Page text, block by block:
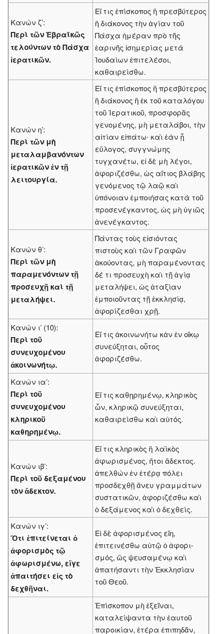
Κανὼν ζ’:
Περὶ τῶν Ἑβραϊκῶς
τελούντων τὸ Πάσχα
ἱερατικῶν.
Εἴ τις ἐπίσκοπος ἢ πρεσβύτερος
ἢ διάκονος τὴν ἁγίαν τοῦ
Πάσχα ἡμέραν πρὸ τῆς
ἐαρινῆς ἰσημερίας μετὰ
Ἰουδαίων ἐπιτελέσοι,
καθαιρείσθω.
Κανὼν η’:
Περὶ τῶν μὴ
μεταλαμβανόντων
ἱερατικῶν ἐν τῇ
λειτουργία.
Εἴ τις ἐπίσκοπος ἢ πρεσβύτερος
ἢ διάκονος ἢ ἐκ τοῦ καταλόγου
τοῦ Ἱερατικοῦ, προσφορᾶς
γενομένης, μὴ μεταλάβοι, τὴν
αἰτίαν εἰπάτω∙ καὶ ἐὰν ᾗ
εὔλογος, συγγνώμης
τυγχανέτω, εἰ δὲ μὴ λέγοι,
ἀφοριζέσθω, ὡς αἴτιος βλάβης
γενόμενος τῷ λαῷ καὶ
ὑπόνοιαν ἐμποιήσας κατὰ τοῦ
προσενέγκαντος, ὡς μὴ ὑγιῶς
ἀνενέγκαντος.
Κανὼν θ’:
Περὶ τῶν μὴ
παραμενόντων τῇ
προσευχῇ καὶ τῇ
μεταλήψει.
Πάντας τοὺς εἰσιόντας
πιστοὺς καὶ τῶν Γραφῶν
ἀκούοντας, μὴ παραμένοντας
δέ τι προσευχὴ καὶ τῇ ἁγίᾳ
μεταλήψει, ὡς ἀταξίαν
ἐμποιοῦντας τῇ ἐκκλησίᾳ,
ἀφορίζεσθαι χρῇ.
Κανὼν ι’ (10):
Περὶ τοῦ
συνευχομένου
ἀκοινωνήτῳ.
Εἴ τις ἀκοινωνήτω κἀν ἐν οἴκῳ
συνεύξηται, οὗτος
ἀφοριζέσθω.
Κανὼν ια’:
Περὶ τοῦ
συνευχομένου
κληρικοῦ
καθηρημένῳ.
Εἴ τις καθῃρημένῳ, κληρικὸς
ὧν, κληρικῷ συνεύξηται,
καθαιρείσθω καὶ αὐτός.
Κανὼν ιβ’:
Περὶ τοῦ δεξαμένου
τὸν ἄδεκτον.
Εἴ τις κληρικὸς ἢ λαϊκὸς
ἀφωρισμένος, ἤτοι ἄδεκτος.
ἀπελθὼν ἐν ἑτέρᾳ πόλει
προσδεχθῇ ἄνευ γραμμάτων
συστατικῶν, ἀφοριζέσθω καὶ
ὁ δεξάμενος καὶ ὁ δεχθείς.
Κανὼν ιγ’:
Ὅτι ἐπιτείνεται ὁ
ἀφορισμὸς τῷ
ἀφωρισμένω, εἴγε
ἀπαιτήσει εἰς τὸ
δεχθῆναι.
Εἰ δὲ ἀφορισμένος εἴη,
ἐπιτεινέσθω αὐτῷ ὁ ἀφορι­
σμός, ὣς ψευσαμένῳ καὶ
ἀπατήσαντι τὴν Ἐκκλησίαν
τοῦ Θεοῦ.
Ἐπίσκοπον μὴ ἐξεῖναι,
καταλείψαντα τὴν ἑαυτοῦ
παροικίαν, ἑτέρα ἐπιπηδᾶν,